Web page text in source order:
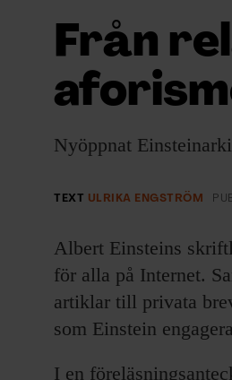
LYSSNA/
SHOP
OM F&F
Från
Nyöppnat
TEXT ULRIKA ENGSTRÖM
Albert Einsteins
för alla på Internet.
artiklar till privata
som Einstein
I en